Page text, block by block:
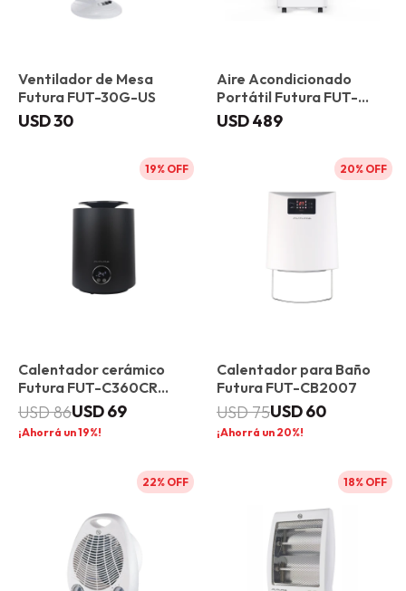
Ventilador de Mesa
Futura FUT-30G-US
USD30
Aire Acondicionado
Portátil Futura FUT-
AP12FC 12000 BTU
USD489
19
Calentador cerámico
Futura FUT-C360CR
360°
USD69
USD86
19
20
Calentador para Baño
Futura FUT-CB2007
USD60
USD75
20
22 18